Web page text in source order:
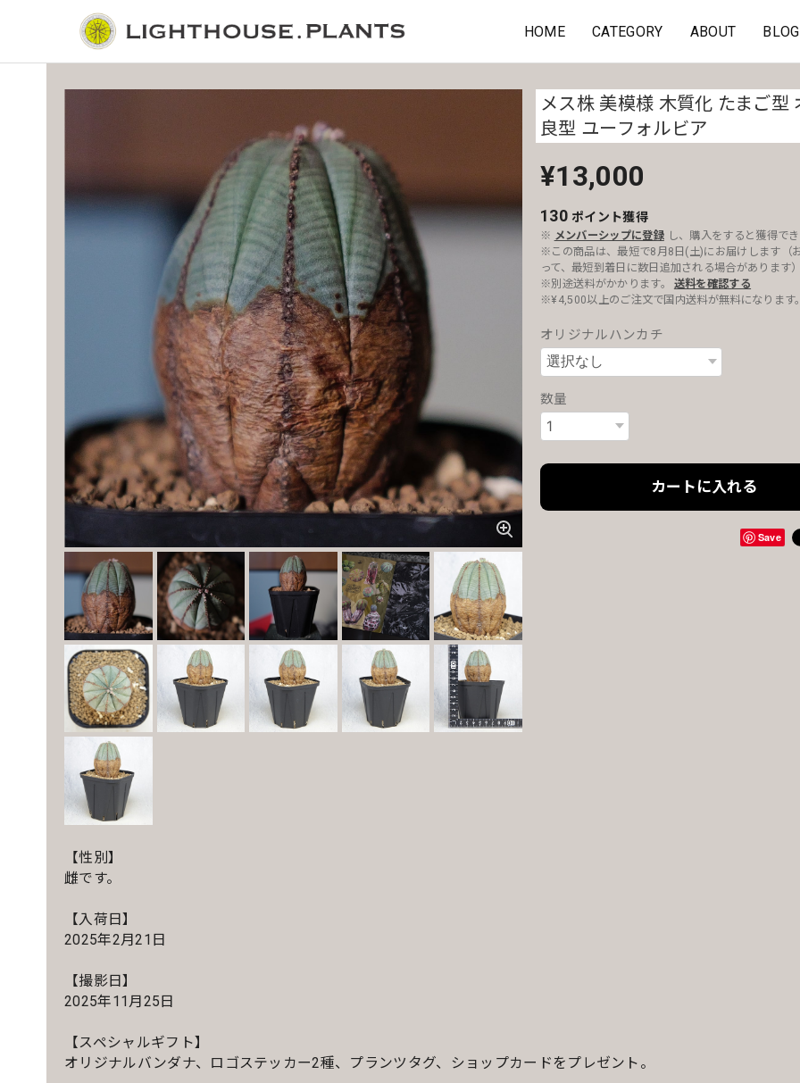
HOME CATEGORY ABOUT BLOG
メス株 美模様 木質化 たまご型
良型 ユーフォルビア
¥13,000
130 ポイント獲得
※ メンバーシップに登録 し、購入をすると獲得で
※この商品は、最短で8月8日(土)にお届けします（
って、最短到着日に数日追加される場合があります
※別途送料がかかります。
送料を確認する
※¥4,500以上のご注文で国内送料が無料になります
オリジナルハンカチ
数量
カートに入れる
Save
【性別】
雌です。
【入荷日】
2025年2月21日
【撮影日】
2025年11月25日
【スペシャルギフト】
オリジナルバンダナ、ロゴステッカー2種、プランツタグ、ショップカードをプレゼント。